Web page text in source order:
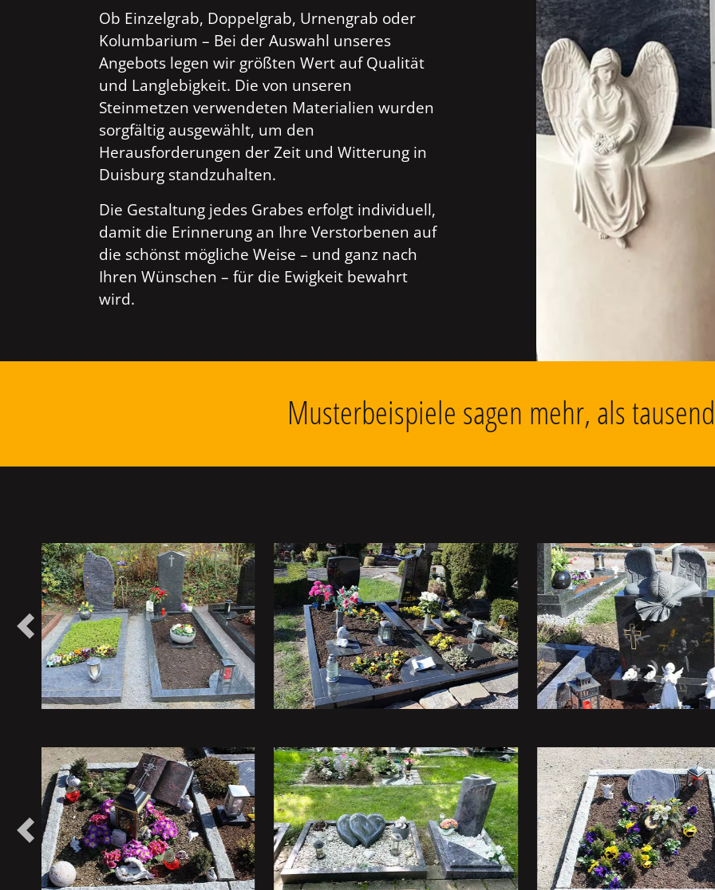
Ob Einzelgrab, Doppelgrab, Urnengrab oder
Kolumbarium – Bei der Auswahl unseres
Angebots legen wir größten Wert auf Qualität
und Langlebigkeit. Die von unseren
Steinmetzen verwendeten Materialien wurden
sorgfältig ausgewählt, um den
Herausforderungen der Zeit und Witterung in
Duisburg standzuhalten.
Die Gestaltung jedes Grabes erfolgt individuell,
damit die Erinnerung an Ihre Verstorbenen auf
die schönst mögliche Weise – und ganz nach
Ihren Wünschen – für die Ewigkeit bewahrt
wird.
Musterbeispiele sagen mehr, als
Vorheriges
Vorheriges